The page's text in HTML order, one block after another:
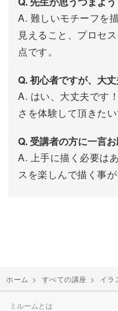
A. 難しいモチーフを
見えること、プロセ
点です。
Q. 初心者ですが、大
A. はい、大丈夫です
さを体験して頂きたい
Q. 受講者の方に一言
A. 上手に描く必要は
スを楽しんで描く事が
ホーム > すべての講座 > イラ
ミルームとは